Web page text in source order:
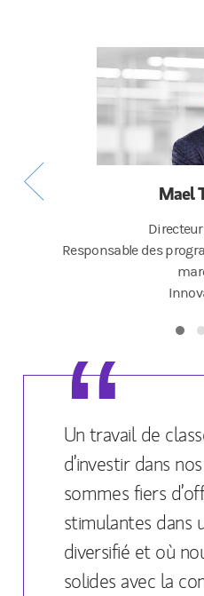
Mael
Responsable des
Un travail de
d’investir dans
sommes fiers
stimulantes dans
diversifié et où
solides avec la